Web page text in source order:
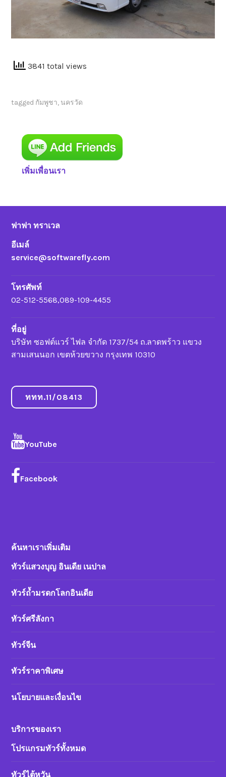
3841 total views
tagged กัมพูชา, นครวัด
เพิ่มเพื่อนเรา
ฟาฟา ทราเวล
อีเมล์
service@softwarefly.com
โทรศัพท์
02-512-5568,089-109-4455
ที่อยู่
บริษัท ซอฟต์แวร์ ไฟล จำกัด 1737/54 ถ.ลาดพร้าว แขวง
สามเสนนอก เขตห้วยขวาง กรุงเทพ 10310
ททท.11/08413
YouTube
Facebook
ค้นหาเราเพิ่มเติม
ทัวร์แสวงบุญ อินเดีย เนปาล
ทัวร์ถ้ำมรดกโลกอินเดีย
ทัวร์ศรีลังกา
ทัวร์จีน
ทัวร์ราคาพิเศษ
นโยบายและเงื่อนไข
บริการของเรา
โปรแกรมทัวร์ทั้งหมด
ทัวร์ไต้หวัน